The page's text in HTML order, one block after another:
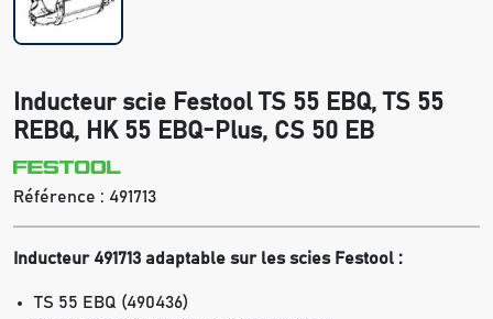
Inducteur scie Festool TS 55 EBQ, TS 55
REBQ, HK 55 EBQ-Plus, CS 50 EB
Référence : 491713
Inducteur 491713 adaptable sur les scies Festool :
TS 55 EBQ (490436)